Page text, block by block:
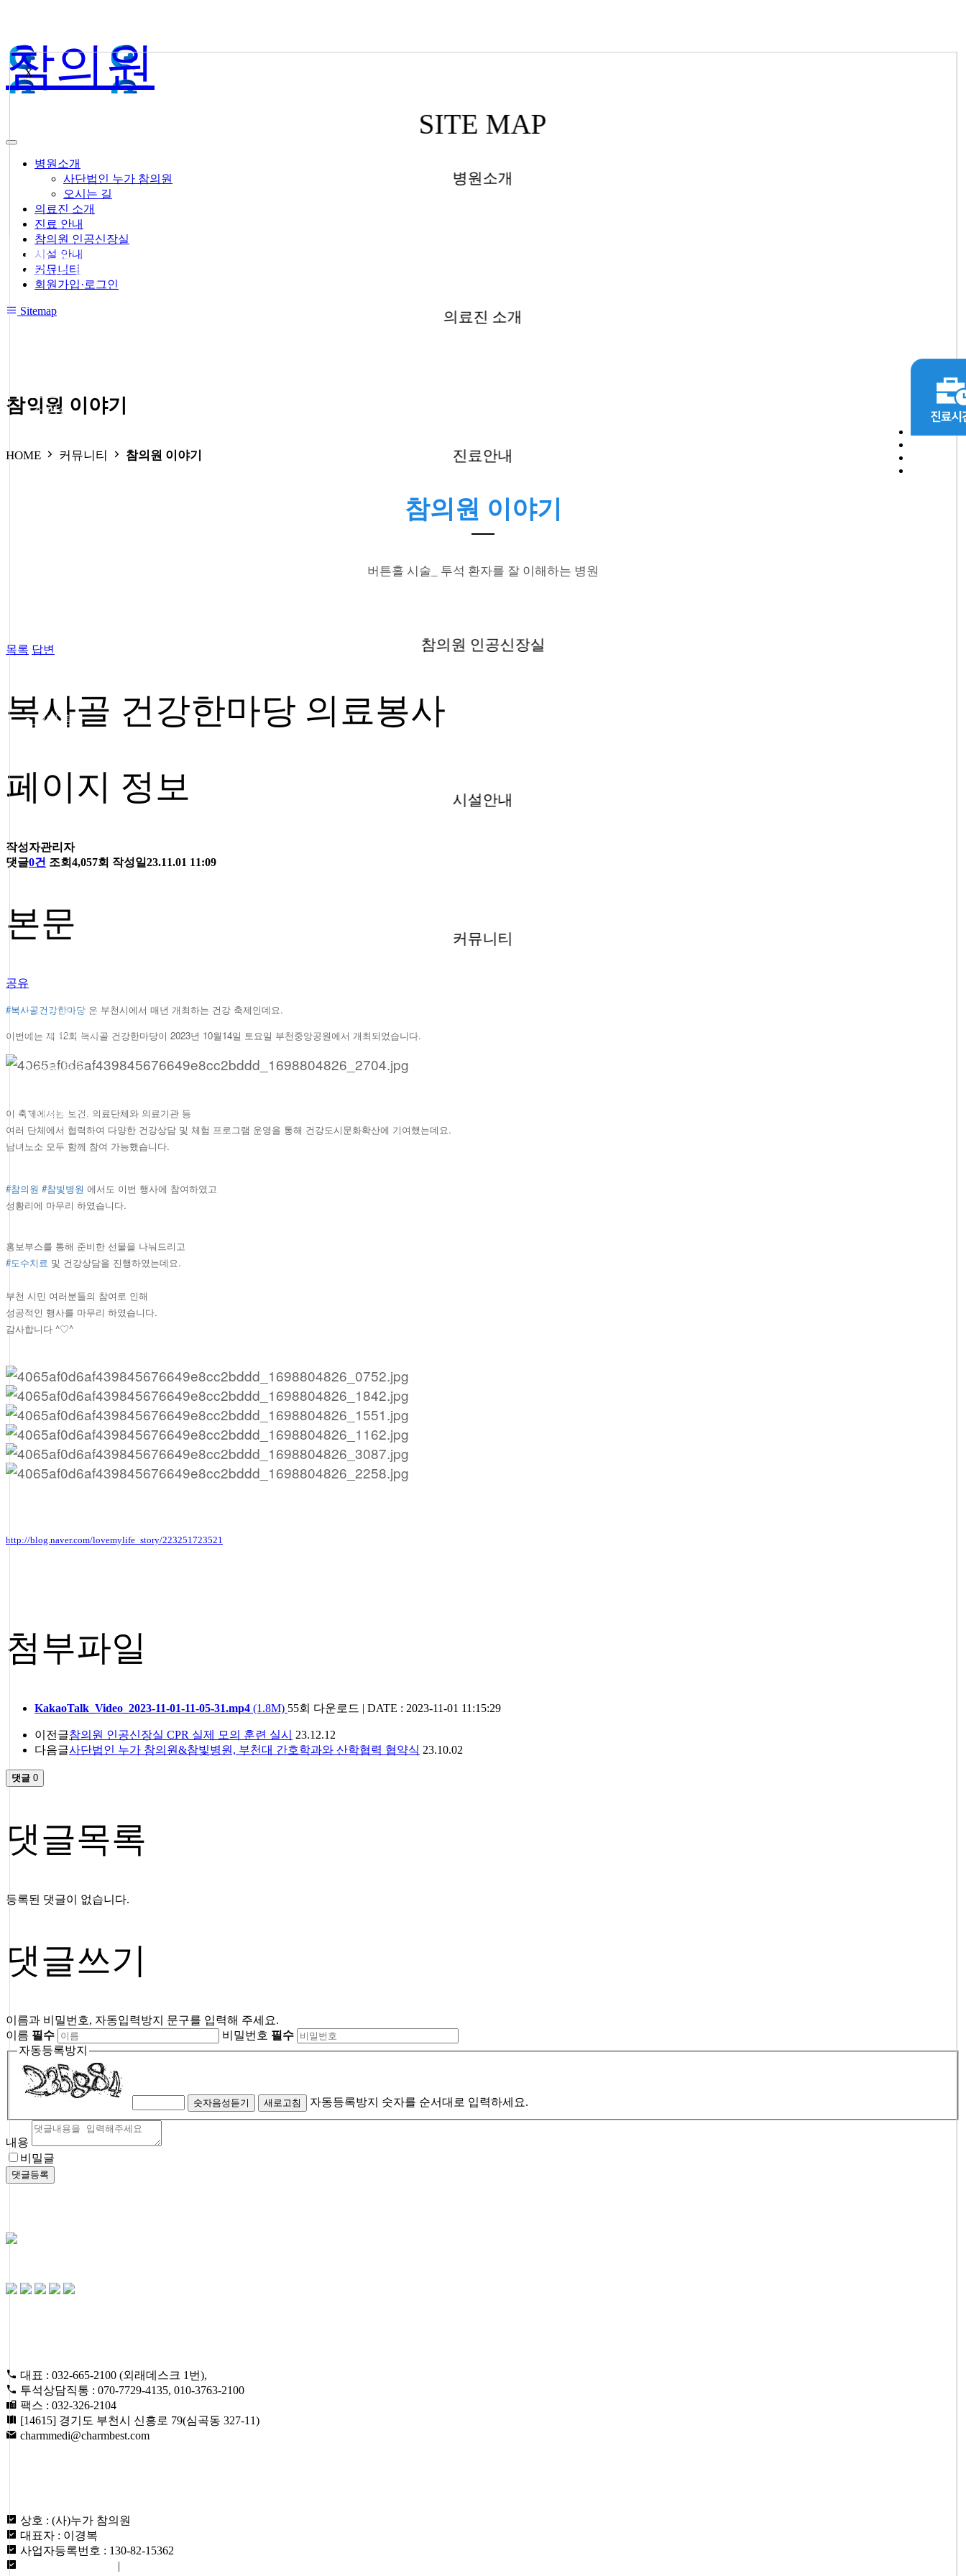
참의원
병원소개
사단법인 누가 참의원
오시는 길
의료진 소개
진료 안내
참의원 인공신장실
시설 안내
커뮤니티
회원가입·로그인
Sitemap
X
SITE MAP
병원소개
● 사단법인 누가 참의원
● 오시는 길
의료진 소개
● 신장실
진료안내
참의원 인공신장실
● 혈액투석
시설안내
커뮤니티
● 참의원 이야기
● 환우의 소리
● 의료 협력
● 사회복지실
참의원 이야기
HOME 커뮤니티 참의원 이야기
참의원 이야기
버튼홀 시술_ 투석 환자를 잘 이해하는 병원
목록 답변
복사골 건강한마당 의료봉사
페이지 정보
작성자관리자
댓글0건 조회4,057회 작성일23.11.01 11:09
본문
공유
#복사골건강한마당 은 부천시에서 매년 개최하는 건강 축제인데요.
이번에는 제 12회 복사골 건강한마당이 2023년 10월14일 토요일 부천중앙공원에서 개최되었습니다.
이 축제에서는 보건, 의료단체와 의료기관 등
여러 단체에서 협력하여 다양한 건강상담 및 체험 프로그램 운영을 통해 건강도시문화확산에 기여했는데요.
남녀노소 모두 함께 참여 가능했습니다.
#참의원 #참빛병원 에서도 이번 행사에 참여하였고
성황리에 마무리 하였습니다.
홍보부스를 통해 준비한 선물을 나눠드리고
#도수치료 및 건강상담을 진행하였는데요.
부천 시민 여러분들의 참여로 인해
성공적인 행사를 마무리 하였습니다.
감사합니다 ^♡^
http://blog.naver.com/lovemylife_story/223251723521
첨부파일
KakaoTalk_Video_2023-11-01-11-05-31.mp4 (1.8M) 55회 다운로드 | DATE : 2023-11-01 11:15:29
이전글참의원 인공신장실 CPR 실제 모의 훈련 실시
23.12.12
다음글사단법인 누가 참의원&참빛병원, 부천대 간호학과와 산학협력 협약식 23.10.02
댓글 0
댓글목록
등록된 댓글이 없습니다.
댓글쓰기
이름과 비밀번호, 자동입력방지 문구를 입력해 주세요.
이름 필수 비밀번호 필수
자동등록방지
숫자음성듣기 새로고침 자동등록방지 숫자를 순서대로 입력하세요.
내용
비밀글
댓글등록
대표 : 032-665-2100 (외래데스크 1번),
투석상담직통 : 070-7729-4135, 010-3763-2100
팩스 : 032-326-2104
[14615] 경기도 부천시 신흥로 79(심곡동 327-11)
charmmedi@charmbest.com
상호 : (사)누가 참의원
대표자 : 이경복
사업자등록번호 : 130-82-15362
|